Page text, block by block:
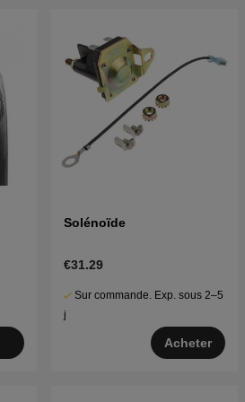
Solénoïde
€31.29
Sur commande. Exp. sous 2–5
j
Acheter